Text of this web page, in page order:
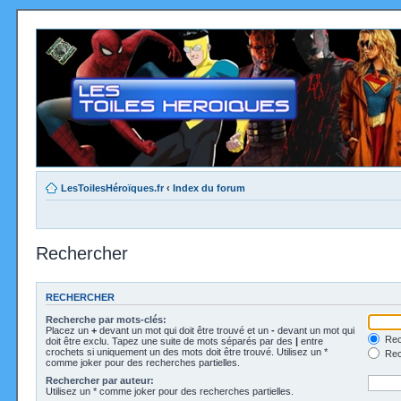
LesToilesHéroïques.fr ‹ Index du forum
Rechercher
RECHERCHER
Recherche par mots-clés:
Placez un + devant un mot qui doit être trouvé et un - devant un mot qui
doit être exclu. Tapez une suite de mots séparés par des | entre
crochets si uniquement un des mots doit être trouvé. Utilisez un *
comme joker pour des recherches partielles.
Rechercher par auteur:
Utilisez un * comme joker pour des recherches partielles.